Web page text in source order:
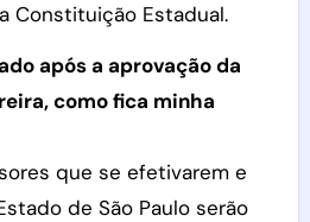
Constituição Estadual.
após a aprovação da
como fica minha
que se efetivarem e
de São Paulo serão